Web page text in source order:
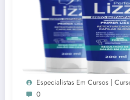
Especialistas Em Cursos |
0